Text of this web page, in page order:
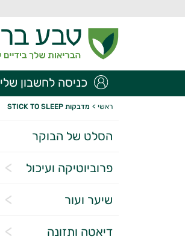
כניסה לחשבון שלי
ראשי > מדבקות STICK TO SLEEP
הסלט של הבוקר
פרוביוטיקה ועיכול
שיער ועור
דיאטה ותזונה